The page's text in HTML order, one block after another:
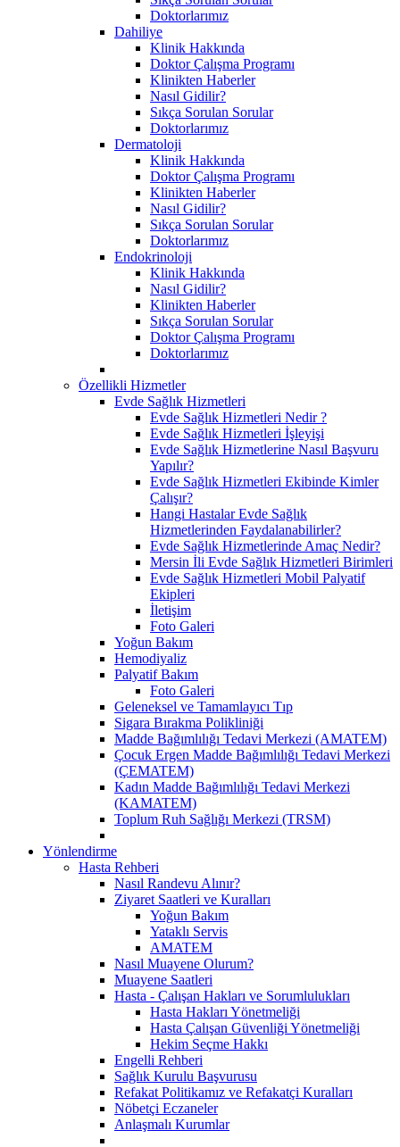
Doktorlarımız
Dahiliye
Klinik Hakkında
Doktor Çalışma Programı
Klinikten Haberler
Nasıl Gidilir?
Sıkça Sorulan Sorular
Doktorlarımız
Dermatoloji
Klinik Hakkında
Doktor Çalışma Programı
Klinikten Haberler
Nasıl Gidilir?
Sıkça Sorulan Sorular
Doktorlarımız
Endokrinoloji
Klinik Hakkında
Nasıl Gidilir?
Klinikten Haberler
Sıkça Sorulan Sorular
Doktor Çalışma Programı
Doktorlarımız
Özellikli Hizmetler
Evde Sağlık Hizmetleri
Evde Sağlık Hizmetleri Nedir ?
Evde Sağlık Hizmetleri İşleyişi
Evde Sağlık Hizmetlerine Nasıl Başvuru
Yapılır?
Evde Sağlık Hizmetleri Ekibinde Kimler
Çalışır?
Hangi Hastalar Evde Sağlık
Hizmetlerinden Faydalanabilirler?
Evde Sağlık Hizmetlerinde Amaç Nedir?
Mersin İli Evde Sağlık Hizmetleri Birimleri
Evde Sağlık Hizmetleri Mobil Palyatif
Ekipleri
İletişim
Foto Galeri
Yoğun Bakım
Hemodiyaliz
Palyatif Bakım
Foto Galeri
Geleneksel ve Tamamlayıcı Tıp
Sigara Bırakma Polikliniği
Madde Bağımlılığı Tedavi Merkezi (AMATEM)
Çocuk Ergen Madde Bağımlılığı Tedavi Merkezi
(ÇEMATEM)
Kadın Madde Bağımlılığı Tedavi Merkezi
(KAMATEM)
Toplum Ruh Sağlığı Merkezi (TRSM)
Yönlendirme
Hasta Rehberi
Nasıl Randevu Alınır?
Ziyaret Saatleri ve Kuralları
Yoğun Bakım
Yataklı Servis
AMATEM
Nasıl Muayene Olurum?
Muayene Saatleri
Hasta - Çalışan Hakları ve Sorumlulukları
Hasta Hakları Yönetmeliği
Hasta Çalışan Güvenliği Yönetmeliği
Hekim Seçme Hakkı
Engelli Rehberi
Sağlık Kurulu Başvurusu
Refakat Politikamız ve Refakatçi Kuralları
Nöbetçi Eczaneler
Anlaşmalı Kurumlar